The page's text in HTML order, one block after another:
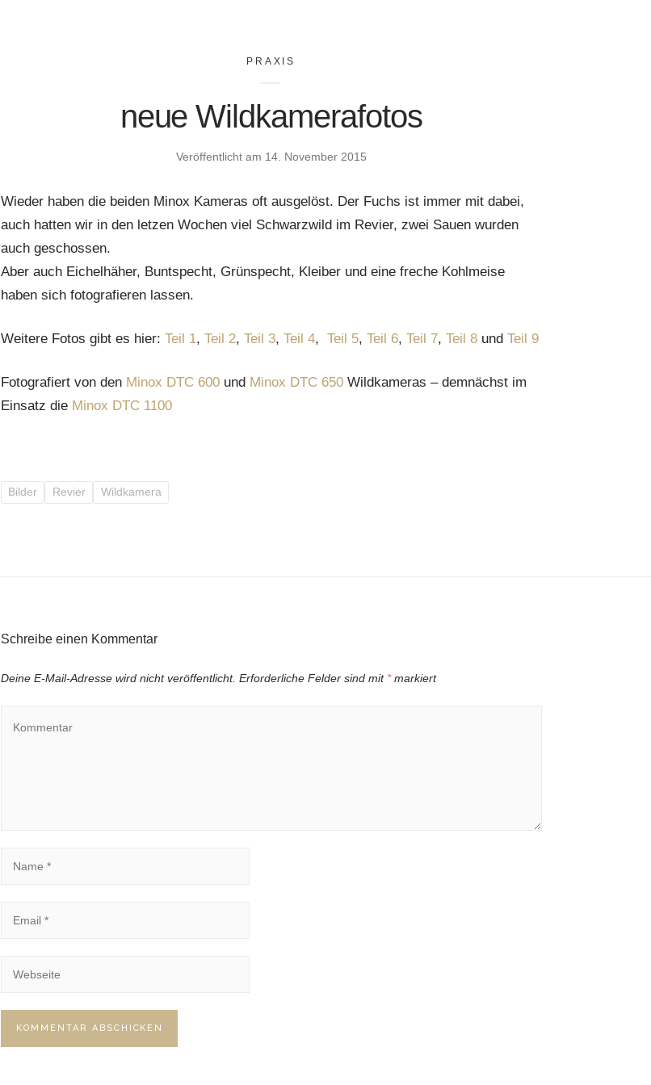
PRAXIS
neue Wildkamerafotos
Veröffentlicht am 14. November 2015
Wieder haben die beiden Minox Kameras oft ausgelöst. Der Fuchs ist immer mit dabei,
auch hatten wir in den letzen Wochen viel Schwarzwild im Revier, zwei Sauen wurden
auch geschossen.
Aber auch Eichelhäher, Buntspecht, Grünspecht, Kleiber und eine freche Kohlmeise
haben sich fotografieren lassen.
Weitere Fotos gibt es hier: Teil 1, Teil 2, Teil 3, Teil 4, Teil 5, Teil 6, Teil 7, Teil 8und Teil 9
Fotografiert von den Minox DTC 600und Minox DTC 650Wildkameras – demnächst im
Einsatz die Minox DTC 1100
Bilder Revier Wildkamera
Schreibe einen Kommentar
Deine E-Mail-Adresse wird nicht veröffentlicht. Erforderliche Felder sind mit *markiert